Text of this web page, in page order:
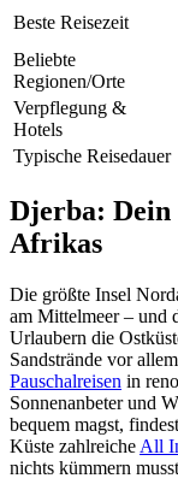
Beste Reisezeit
Beliebte
Regionen/Orte
Verpflegung &
Hotels
Typische Reisedauer
Djerba: Dein
Afrikas
Die größte Insel
am Mittelmeer – und
Urlaubern die
Sandstrände vor
Pauschalreisen in
Sonnenanbeter und
bequem magst,
Küste zahlreiche All
nichts kümmern